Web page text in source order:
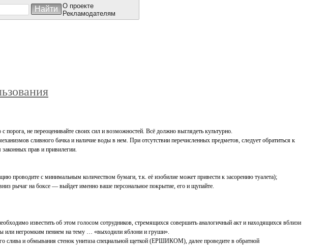
О проекте
Рекламодателям
порога, не переоценивайте своих сил и возможностей. Всё должно выглядеть культурно.
сливного бачка и наличие воды в нем. При отсутствии перечисленных предметов, следует обратиться к
прав и привилегии.
проводите с минимальным количеством бумаги, т.к. её изобилие может привести к засорению туалета);
рычаг на боксе — выйдет именно ваше персональное покрытие, его и щупайте.
известить об этом голосом сотрудников, стремящихся совершить аналогичный акт и находящихся вблизи
или негромким пением на тему … «выходили яблони и груши».
слива и обмывания стенок унитаза специальной щеткой (ЕРШИКОМ), далее проведите в обратной